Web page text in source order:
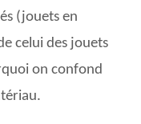
(jouets en
celui des jouets
on confond